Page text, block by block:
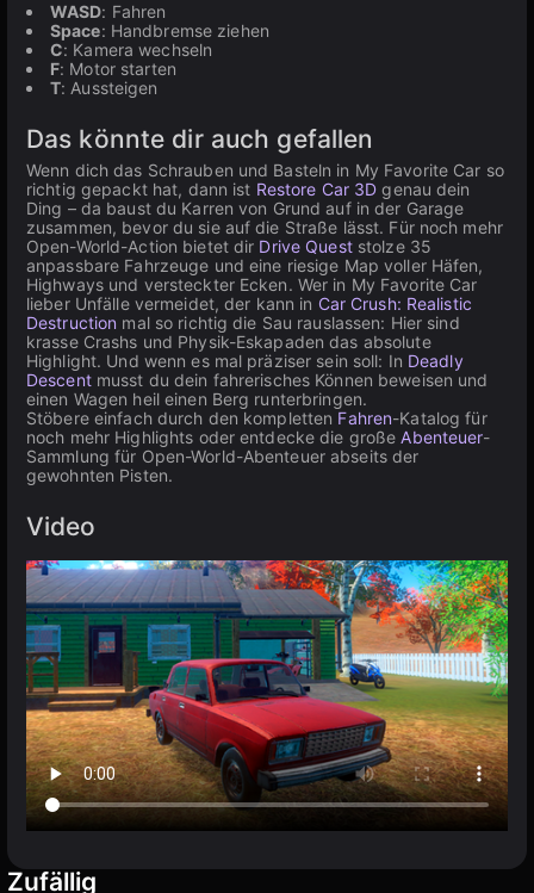
WASD: Fahren
Space: Handbremse ziehen
C: Kamera wechseln
F: Motor starten
T: Aussteigen
Das könnte dir auch gefallen
Wenn dich das Schrauben und Basteln in My Favorite Car so
richtig gepackt hat, dann ist Restore Car 3D genau dein
Ding – da baust du Karren von Grund auf in der Garage
zusammen, bevor du sie auf die Straße lässt. Für noch mehr
Open-World-Action bietet dir Drive Queststolze 35
anpassbare Fahrzeuge und eine riesige Map voller Häfen,
Highways und versteckter Ecken. Wer in My Favorite Car
lieber Unfälle vermeidet, der kann in Car Crush: Realistic
Destruction mal so richtig die Sau rauslassen: Hier sind
krasse Crashs und Physik-Eskapaden das absolute
Highlight. Und wenn es mal präziser sein soll: In Deadly
Descentmusst du dein fahrerisches Können beweisen und
einen Wagen heil einen Berg runterbringen.
Stöbere einfach durch den kompletten Fahren-Katalog für
noch mehr Highlights oder entdecke die großeAbenteuer-
Sammlung für Open-World-Abenteuer abseits der
gewohnten Pisten.
Video
Zufällig